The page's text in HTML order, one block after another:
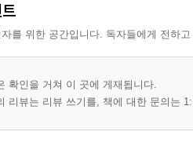
를 위한 공간입니다. 독자들에게 전하
확인을 거쳐 이 곳에 게재됩니다.
리뷰는 리뷰 쓰기를, 책에 대한 문의는